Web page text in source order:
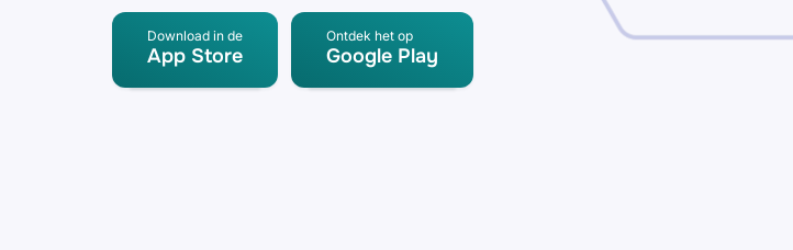
Download in de
App Store
Ontdek het op
Google Play